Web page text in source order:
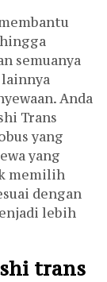
semuanya
Anda
Trans
yang
yang
memilih
dengan
lebih
trans